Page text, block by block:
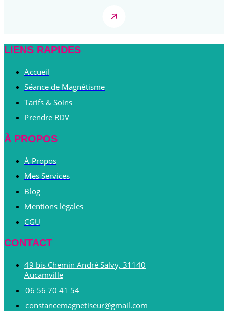
LIENS RAPIDES
Accueil
Séance de Magnétisme
Tarifs & Soins
Prendre RDV
À PROPOS
À Propos
Mes Services
Blog
Mentions légales
CGU
CONTACT
49 bis Chemin André Salvy, 31140
Aucamville
06 56 70 41 54
constancemagnetiseur@gmail.com